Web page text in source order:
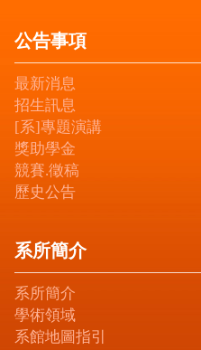
公告事項
最新消息
招生訊息
[系]專題演講
獎助學金
競賽.徵稿
歷史公告
系所簡介
系所簡介
學術領域
系館地圖指引